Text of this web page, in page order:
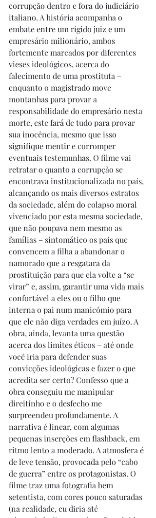
corrupção dentro e fora do judiciário
italiano. A história acompanha o
embate entre um rígido juiz e um
empresário milionário, ambos
fortemente marcados por diferentes
vieses ideológicos, acerca do
falecimento de uma prostituta –
enquanto o magistrado move
montanhas para provar a
responsabilidade do empresário nesta
morte, este fará de tudo para provar
sua inocência, mesmo que isso
signifique mentir e corromper
eventuais testemunhas. O filme vai
retratar o quanto a corrupção se
encontrava institucionalizada no país,
alcançando os mais diversos estratos
da sociedade, além do colapso moral
vivenciado por esta mesma sociedade,
que não poupava nem mesmo as
famílias – sintomático os pais que
convencem a filha a abandonar o
namorado que a resgatara da
prostituição para que ela volte a “se
virar” e, assim, garantir uma vida mais
confortável a eles ou o filho que
interna o pai num manicômio para
que ele não diga verdades em juízo. A
obra, ainda, levanta uma questão
acerca dos limites éticos – até onde
você iria para defender suas
convicções ideológicas e fazer o que
acredita ser certo? Confesso que a
obra conseguiu me manipular
direitinho e o desfecho me
surpreendeu profundamente. A
narrativa é linear, com algumas
pequenas inserções em flashback, em
ritmo lento a moderado. A atmosfera é
de leve tensão, provocada pelo “cabo
de guerra” entre os protagonistas. O
filme traz uma fotografia bem
setentista, com cores pouco saturadas
(na realidade, eu diria até